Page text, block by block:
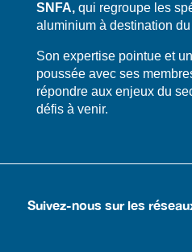
SNFA,qui regroupe les
aluminium à destination
​​Son expertise pointue et
poussée avec ses
répondre aux enjeux du
défis à venir.
Suivez-nous sur les